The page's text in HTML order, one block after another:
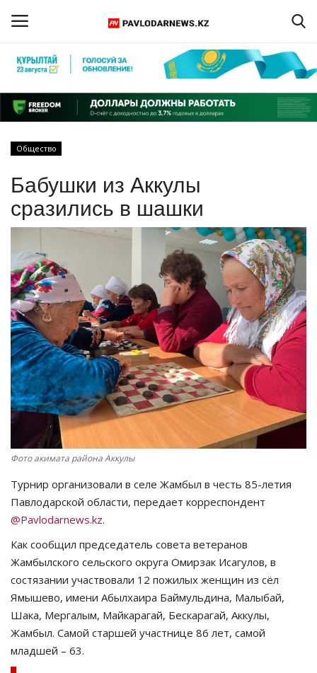
Регистрация
Главная
ПАВЛОДАРСКАЯ ОБЛАСТЬ
КАЗАХСТАН
МИР
СПЕЦПРОЕКТЫ
СПОРТ
Чек-лист
РАЗВЛЕЧЕНИЯ
OFFICIAL
Курултай
Язык
Қазақша Русский
Общество
Бабушки из Аккулы
сразились в шашки
Фото акимата района Аккулы
Турнир организовали в селе Жамбыл в честь 85-летия
Павлодарской области, передает корреспондент
@Pavlodarnews.kz.
Как сообщил председатель совета ветеранов
Жамбылского сельского округа Омирзак Исагулов, в
состязании участвовали 12 пожилых женщин из сёл
Ямышево, имени Абылхаира Баймульдина, Малыбай,
Шака, Мергалым, Майкарагай, Бескарагай, Аккулы,
Жамбыл. Самой старшей участнице 86 лет, самой
младшей – 63.